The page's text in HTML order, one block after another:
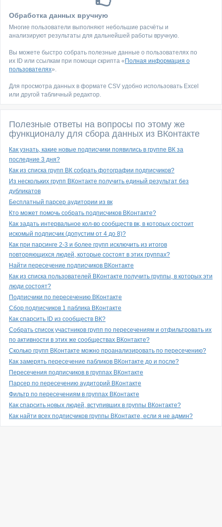
Обработка данных вручную
Многие пользователи выполняют небольшие расчёты и
анализируют результаты для дальнейшей работы вручную.
Вы можете быстро собрать полезные данные о пользователях по
их ID или ссылкам при помощи скрипта « Полная информация о
пользователях».
Для просмотра данных в формате CSV удобно использовать Excel
или другой табличный редактор.
Полезные ответы на вопросы по этому же
функционалу для сбора данных из ВКонтакте
Как узнать, какие новые подписчики появились в группе ВК за
последние 3 дня?
Как из списка групп ВК собрать фотографии подписчиков?
Из нескольких групп ВКонтакте получить единый результат без
дубликатов
Бесплатный парсер аудитории из вк
Кто может помочь собрать подписчиков ВКонтакте?
Как задать интервальное кол-во сообществ вк, в которых состоит
искомый подписчик (допустим от 4 до 8)?
Как при парсинге 2-3 и более групп исключить из итогов
повторяющихся людей, которые состоят в этих группах?
Найти пересечение подписчиков ВКонтакте
Как из списка пользователей ВКонтакте получить группы, в которых эти
люди состоят?
Подписчики по пересечению ВКонтакте
Сбор подписчиков 1 паблика ВКонтакте
Как спарсить ID из сообществ ВК?
Собрать список участников групп по пересечениям и отфильтровать их
по активности в этих же сообществах ВКонтакте?
Сколько групп ВКонтакте можно проанализировать по пересечению?
Как замерять пересечение пабликов ВКонтакте до и после?
Пересечения подписчиков в группах ВКонтакте
Парсер по пересечению аудиторий ВКонтакте
Фильтр по пересечениям в группах ВКонтакте
Как спарсить новых людей, вступивших в группы ВКонтакте?
Как найти всех подписчиков группы ВКонтакте, если я не админ?